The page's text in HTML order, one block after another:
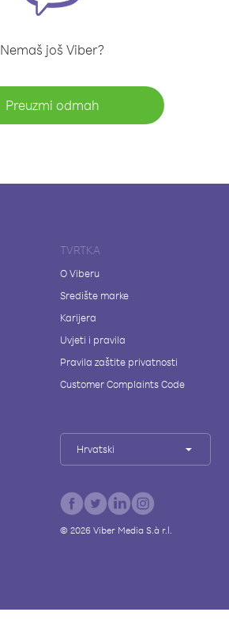
Nemaš još Viber?
Preuzmi odmah
TVRTKA
O Viberu
Središte marke
Karijera
Uvjeti i pravila
Pravila zaštite privatnosti
Customer Complaints Code
Hrvatski
© 2026Viber Media S.à r.l.